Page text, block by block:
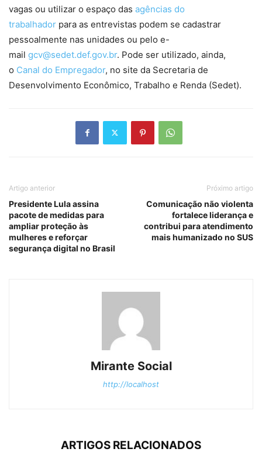
vagas ou utilizar o espaço das agências do
trabalhador para as entrevistas podem se cadastrar
pessoalmente nas unidades ou pelo e-
mail gcv@sedet.def.gov.br. Pode ser utilizado, ainda,
o Canal do Empregador, no site da Secretaria de
Desenvolvimento Econômico, Trabalho e Renda (Sedet).
Artigo anterior
Presidente Lula assina
pacote de medidas para
ampliar proteção às
mulheres e reforçar
segurança digital no Brasil
Próximo artigo
Comunicação não violenta
fortalece liderança e
contribui para atendimento
mais humanizado no SUS
Mirante Social
http://localhost
ARTIGOS RELACIONADOS